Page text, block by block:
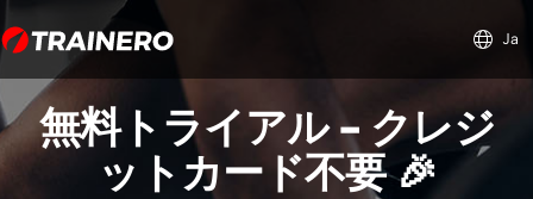
Ja
無料トライアル - クレジ
ットカード不要 🎉